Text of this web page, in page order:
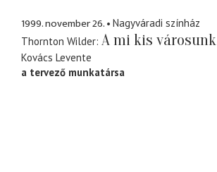
1999. november 26.
Nagyváradi színház
Thornton Wilder A mi kis városunk
Kovács Levente
a tervező munkatársa